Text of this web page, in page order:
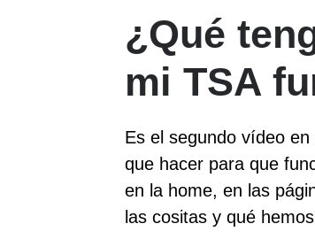
¿Qué
mi TSA
Es el segundo vídeo
que hacer para que
en la home, en las
las cositas y qué